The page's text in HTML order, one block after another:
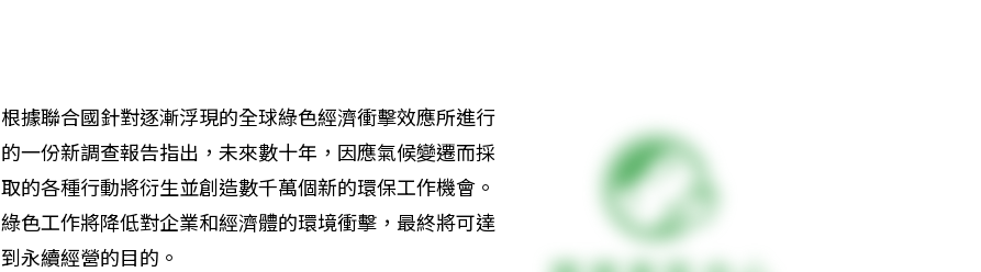
根據聯合國針對逐漸浮現的全球綠色經濟衝擊效應所進行
的一份新調查報告指出，未來數十年，因應氣候變遷而採
取的各種行動將衍生並創造數千萬個新的環保工作機會。
綠色工作將降低對企業和經濟體的環境衝擊，最終將可達
到永續經營的目的。